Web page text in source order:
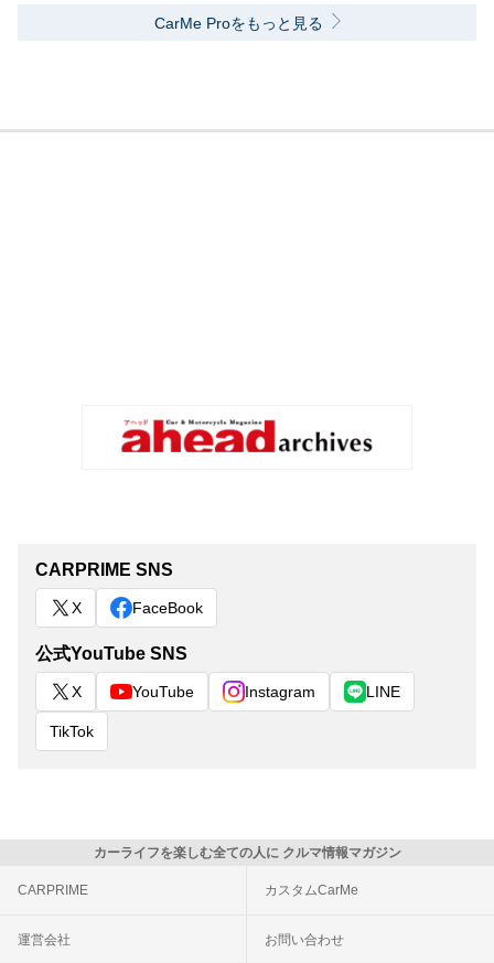
CarMe Proをもっと見る
CARPRIME SNS
X FaceBook
公式YouTube SNS
X YouTube Instagram LINE
TikTok
カーライフを楽しむ全ての人に クルマ情報マガジン
CARPRIME カスタムCarMe
運営会社 お問い合わせ